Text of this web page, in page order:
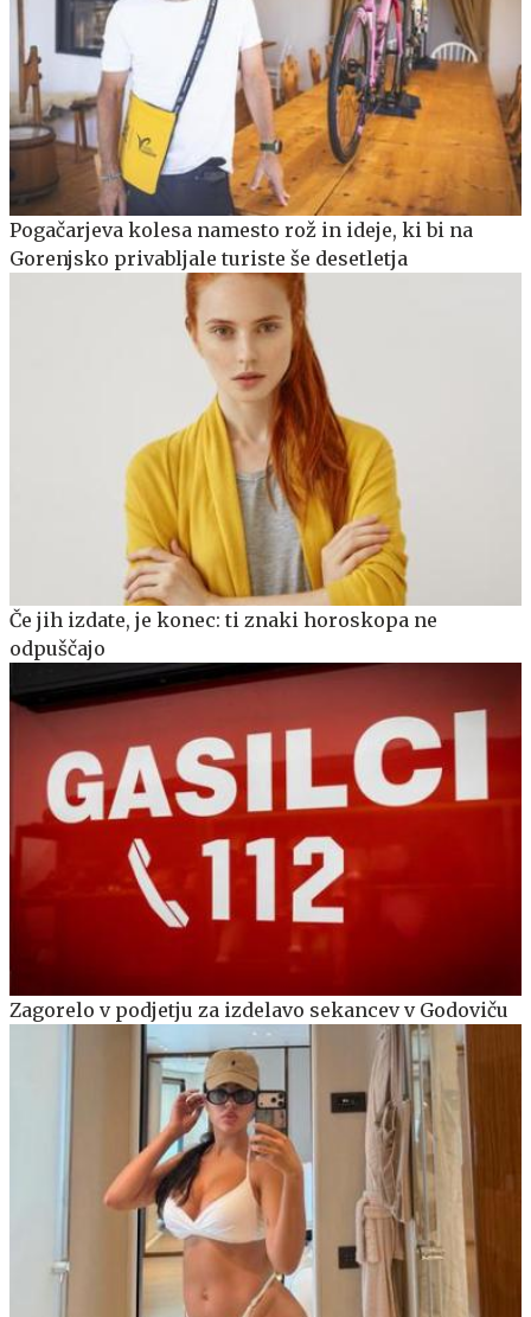
Pogačarjeva kolesa namesto rož in ideje, ki bi na
Gorenjsko privabljale turiste še desetletja
Če jih izdate, je konec: ti znaki horoskopa ne
odpuščajo
Zagorelo v podjetju za izdelavo sekancev v Godoviču